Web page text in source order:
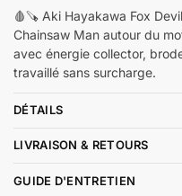
🩸🪚 Aki Hayakawa Fox
Chainsaw Man autour du
avec énergie collector,
travaillé sans surcharge.
DÉTAILS
LIVRAISON & RETOURS
GUIDE D'ENTRETIEN